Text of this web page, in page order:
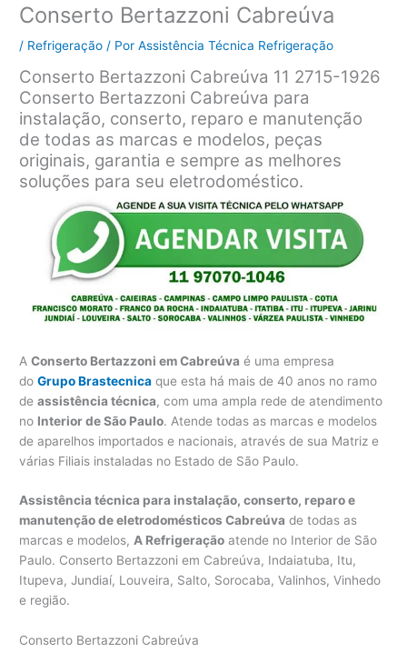
Conserto Bertazzoni Cabreúva
/ Refrigeração / PorAssistência Técnica Refrigeração
Conserto Bertazzoni Cabreúva 11 2715-1926
Conserto Bertazzoni Cabreúva para
instalação, conserto, reparo e manutenção
de todas as marcas e modelos, peças
originais, garantia e sempre as melhores
soluções para seu eletrodoméstico.
AConserto Bertazzoni em Cabreúva é uma empresa
doGrupo Brastecnica que esta há mais de 40 anos no ramo
deassistência técnica, com uma ampla rede de atendimento
no Interior de São Paulo. Atende todas as marcas e modelos
de aparelhos importados e nacionais, através de sua Matriz e
várias Filiais instaladas no Estado de São Paulo.
Assistência técnica para instalação, conserto, reparo e
manutenção de eletrodomésticos Cabreúva de todas as
marcas e modelos,A Refrigeração atende no Interior de São
Paulo. Conserto Bertazzoni em Cabreúva, Indaiatuba, Itu,
Itupeva, Jundiaí, Louveira, Salto, Sorocaba, Valinhos, Vinhedo
e região.
Conserto Bertazzoni Cabreúva